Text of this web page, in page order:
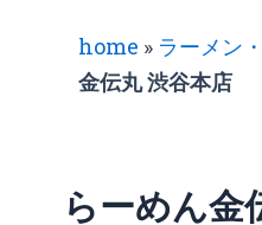
home » ラーメン
金伝丸 渋谷本店
らーめん金